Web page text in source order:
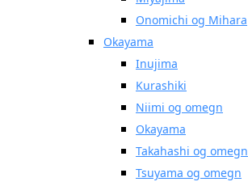
Onomichi og Mihara
Okayama
Inujima
Kurashiki
Niimi og omegn
Okayama
Takahashi og omegn
Tsuyama og omegn